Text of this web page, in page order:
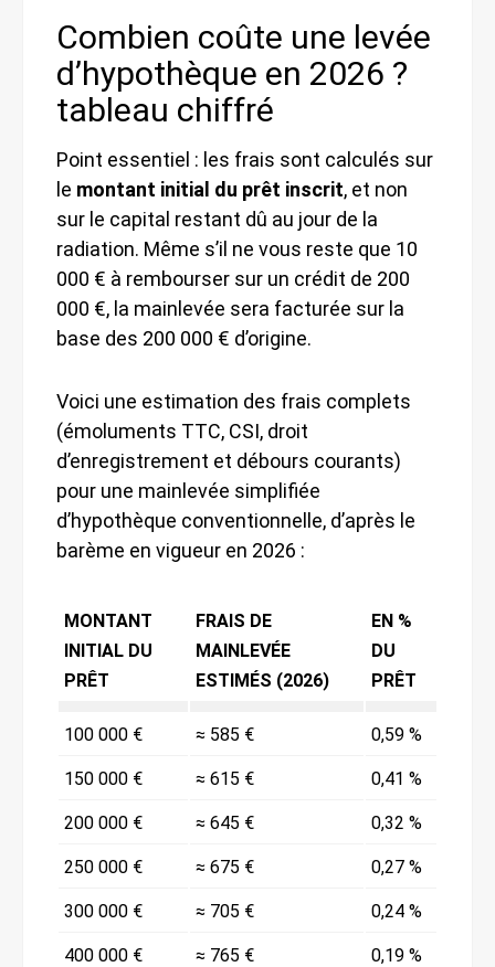
Combien coûte une levée
d’hypothèque en 2026 ?
tableau chiffré
Point essentiel : les frais sont calculés sur
le montant initial du prêt inscrit, et non
sur le capital restant dû au jour de la
radiation. Même s’il ne vous reste que 10
000 € à rembourser sur un crédit de 200
000 €, la mainlevée sera facturée sur la
base des 200 000 € d’origine.
Voici une estimation des frais complets
(émoluments TTC, CSI, droit
d’enregistrement et débours courants)
pour une mainlevée simplifiée
d’hypothèque conventionnelle, d’après le
barème en vigueur en 2026 :
MONTANT
INITIAL DU
PRÊT
FRAIS DE
MAINLEVÉE
ESTIMÉS (2026)
EN %
DU
PRÊT
100 000 € ≈ 585 € 0,59 %
150 000 € ≈ 615 € 0,41 %
200 000 € ≈ 645 € 0,32 %
250 000 € ≈ 675 € 0,27 %
300 000 € ≈ 705 € 0,24 %
400 000 € ≈ 765 € 0,19 %